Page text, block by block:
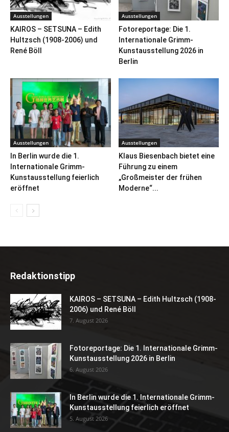
Ausstellungen
KAIROS – SETSUNA – Edith
Hultzsch (1908-2006) und
René Böll
Ausstellungen
Fotoreportage: Die 1.
Internationale Grimm-
Kunstausstellung 2026 in
Berlin
Ausstellungen
In Berlin wurde die 1.
Internationale Grimm-
Kunstausstellung feierlich
eröffnet
Ausstellungen
Klaus Biesenbach bietet eine
Führung zu einem
„Großmeister der frühen
Moderne“...
Redaktionstipp
KAIROS – SETSUNA – Edith Hultzsch (1908-
2006) und René Böll
7. August 2026
Fotoreportage: Die 1. Internationale Grimm-
Kunstausstellung 2026 in Berlin
6. August 2026
In Berlin wurde die 1. Internationale Grimm-
Kunstausstellung feierlich eröffnet
5. August 2026